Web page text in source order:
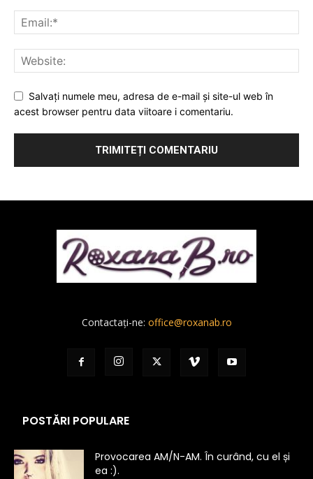
Salvați numele meu, adresa de e-mail și site-ul web în
acest browser pentru data viitoare i comentariu.
Contactați-ne: office@roxanab.ro
POSTĂRI POPULARE
Provocarea AM/N-AM. În curând, cu el și
ea :).